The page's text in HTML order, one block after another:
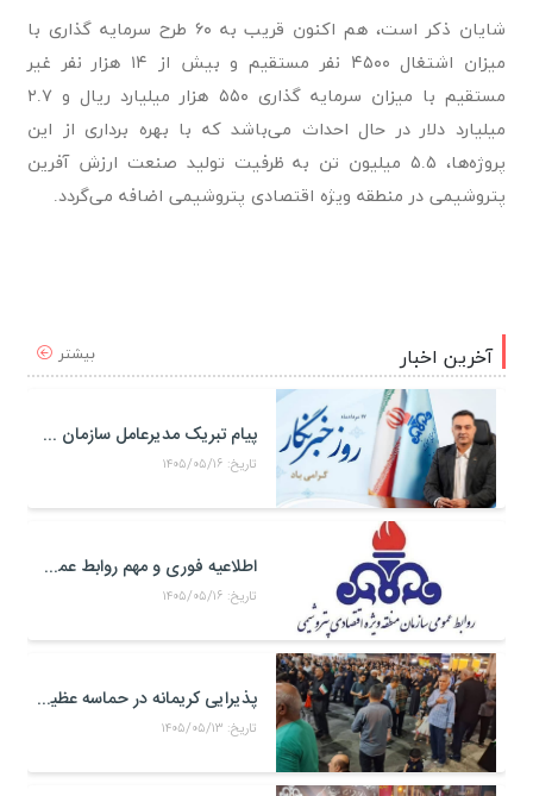
شایان ذکر است، هم اکنون قریب به ۶۰ طرح سرمایه گذاری با
میزان اشتغال ۴۵۰۰ نفر مستقیم و بیش از ۱۴ هزار نفر غیر
مستقیم با میزان سرمایه گذاری ۵۵۰ هزار میلیارد ریال و ۲.۷
میلیارد دلار در حال احداث می‌باشد که با بهره برداری از این
پروژه‌ها، ۵.۵ میلیون تن به ظرفیت تولید صنعت ارزش آفرین
پتروشیمی در منطقه ویژه اقتصادی پتروشیمی اضافه می‌گردد.
بیشتر آخرین اخبار
پیام تبریک مدیرعامل سازمان منطقه ویژه اقتصادی پتروشیمی به مناسبت روز خبرنگار
تاریخ: ۱۴۰۵/۰۵/۱۶
اطلاعیه فوری و مهم روابط عمومی و سخنگوی کمیته مدیریت بحران منطقه ويژه اقتصادی پتروشيمی
تاریخ: ۱۴۰۵/۰۵/۱۶
پذیرایی کریمانه در حماسه عظیم اربعین حسینی
تاریخ: ۱۴۰۵/۰۵/۱۳